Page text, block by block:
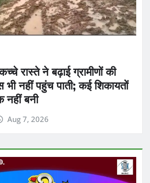
रास्ते ने बढ़ाई ग्रामीणों की
नहीं पहुंच पाती; कई शिकायतों
बनी
Aug 7, 2026